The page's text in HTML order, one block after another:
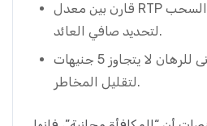
قارن بين معدل RTP للعبة ومعدل رسوم السحب
لتحديد صافي العائد.
تأكد من أن الحد الأدنى للرهان لا يتجاوز 5 جنيهات
لتقليل المخاطر.